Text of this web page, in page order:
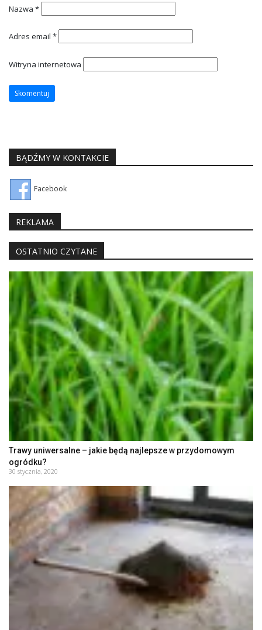
Nazwa *
Adres email *
Witryna internetowa
BĄDŹMY W KONTAKCIE
Facebook
REKLAMA
OSTATNIO CZYTANE
Trawy uniwersalne – jakie będą najlepsze w przydomowym
ogródku?
30 stycznia, 2020